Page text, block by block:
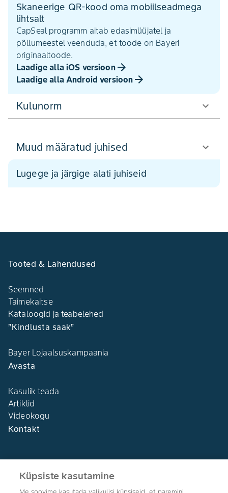
Skaneerige QR-kood oma mobiilseadmega
lihtsalt
CapSeal programm aitab edasimüüjatel ja
põllumeestel veenduda, et toode on Bayeri
originaaltoode.
Laadige alla iOS versioon
Laadige alla Android versioon
Kulunorm
Muud määratud juhised
Lugege ja järgige alati juhiseid
Tooted & Lahendused
Seemned
Taimekaitse
Kataloogid ja teabelehed
”Kindlusta saak”
Bayer Lojaalsuskampaania
Avasta
Kasulik teada
Artiklid
Videokogu
Kontakt
Küpsiste kasutamine